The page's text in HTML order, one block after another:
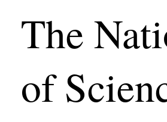
The
of